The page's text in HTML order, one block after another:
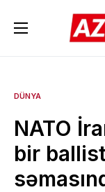
DÜNYA
NATO
bir